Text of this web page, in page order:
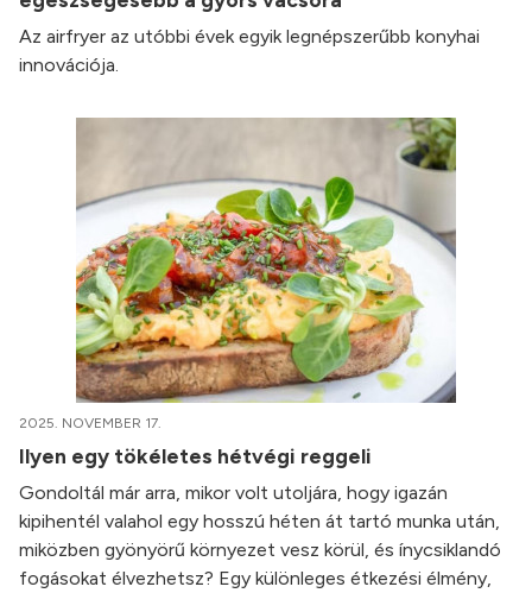
Az airfryer az utóbbi évek egyik legnépszerűbb konyhai
innovációja.
2025. NOVEMBER 17.
Ilyen egy tökéletes hétvégi reggeli
Gondoltál már arra, mikor volt utoljára, hogy igazán
kipihentél valahol egy hosszú héten át tartó munka után,
miközben gyönyörű környezet vesz körül, és ínycsiklandó
fogásokat élvezhetsz? Egy különleges étkezési élmény,